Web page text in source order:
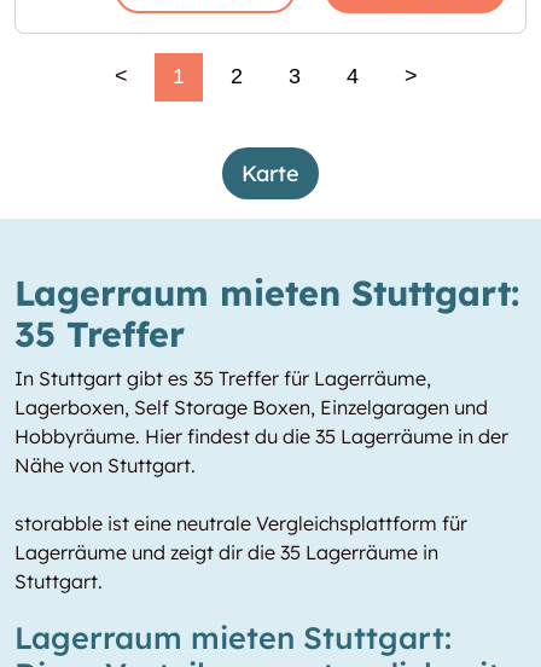
< 1 2 3 4 >
Karte
Lagerraum mieten Stuttgart:
35 Treffer
In Stuttgart gibt es 35 Treffer für Lagerräume,
Lagerboxen, Self Storage Boxen, Einzelgaragen und
Hobbyräume. Hier findest du die 35 Lagerräume in der
Nähe von Stuttgart.
storabble ist eine neutrale Vergleichsplattform für
Lagerräume und zeigt dir die 35 Lagerräume in
Stuttgart.
Lagerraum mieten Stuttgart: